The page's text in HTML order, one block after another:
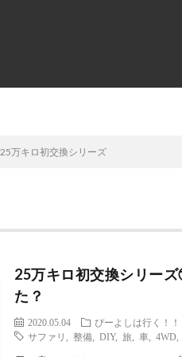
25万キロ初交換シリーズ
25万キロ初交換シリー
た？
2020.05.04 ぴーよしは行く！！
サファリ
,整備 ,DIY,旅 車 ,4WD